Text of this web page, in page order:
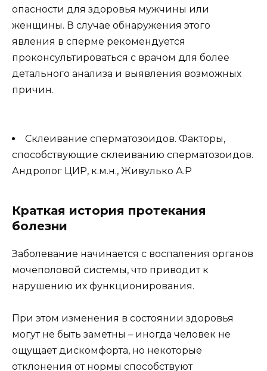
опасности для здоровья мужчины или
женщины. В случае обнаружения этого
явления в сперме рекомендуется
проконсультироваться с врачом для более
детального анализа и выявления возможных
причин.
Склеивание сперматозоидов. Факторы,
способствующие склеиванию сперматозоидов.
Андролог ЦИР, к.м.н., Живулько А.Р
Краткая история протекания
болезни
Заболевание начинается с воспаления органов
мочеполовой системы, что приводит к
нарушению их функционирования.
При этом изменения в состоянии здоровья
могут не быть заметны – иногда человек не
ощущает дискомфорта, но некоторые
отклонения от нормы способствуют